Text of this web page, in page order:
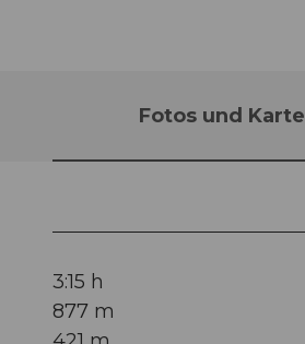
Fotos und Karte
3:15 h
877 m